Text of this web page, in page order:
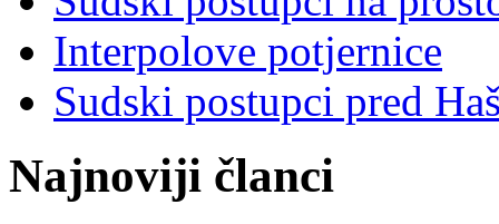
Interpolove potjernice
Sudski postupci pred
Najnoviji članci